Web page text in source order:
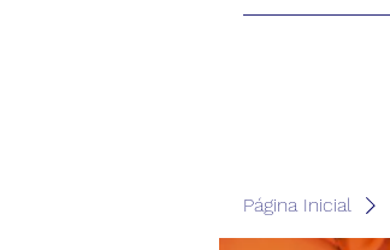
Página Inicial